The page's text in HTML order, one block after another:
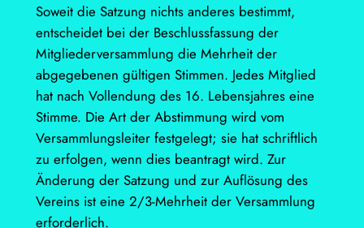
Soweit die Satzung nichts anderes bestimmt,
entscheidet bei der Beschlussfassung der
Mitgliederversammlung die Mehrheit der
abgegebenen gültigen Stimmen. Jedes Mitglied
hat nach Vollendung des 16. Lebensjahres eine
Stimme. Die Art der Abstimmung wird vom
Versammlungsleiter festgelegt; sie hat schriftlich
zu erfolgen, wenn dies beantragt wird. Zur
Änderung der Satzung und zur Auflösung des
Vereins ist eine 2/3-Mehrheit der Versammlung
erforderlich.